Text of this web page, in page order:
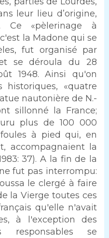
leur lieu d’origine,
Ce «pèlerinage à
la Madone qui se
fut organisé par
se déroula du 28
1948. Ainsi qu'on
historiques, «quatre
nautonière de N.-
sillonné la France;
plus de 100 000
à pied qui, en
accompagnaient la
37). A la fin de la
fut pas interrompu:
le clergé à faire
la Vierge toutes ces
qu'elle n'avait
à l'exception des
se